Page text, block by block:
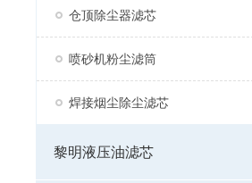
仓顶除尘器滤芯
喷砂机粉尘滤筒
焊接烟尘除尘滤芯
黎明液压油滤芯